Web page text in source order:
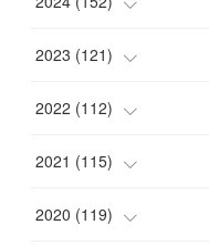
(9)
( 7)
( 8 )
(7)
( 8)
( 7 )
( 10)
(14)
( 15)
( 11)
( 10)
2023 (121)
( 12)
( 8)
( 8)
2022 (112)
( 10)
( 7)
2021 (115)
( 14)
2020 (119)